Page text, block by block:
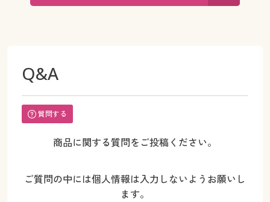
Q&A
質問する
商品に関する質問をご投稿ください。
ご質問の中には個人情報は入力しないようお願いし
ます。